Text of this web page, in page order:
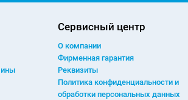
Сервисный центр
О компании
Фирменная гарантия
Реквизиты
Политика конфиденциальности и
обработки персональных данных